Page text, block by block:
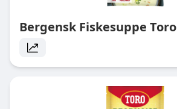
Bergensk Fiskesuppe Toro